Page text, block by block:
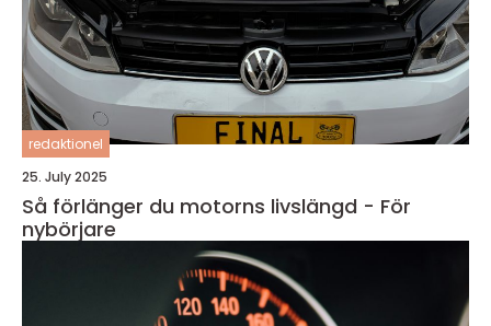
redaktionel
25. July 2025
Så förlänger du motorns livslängd - För
nybörjare